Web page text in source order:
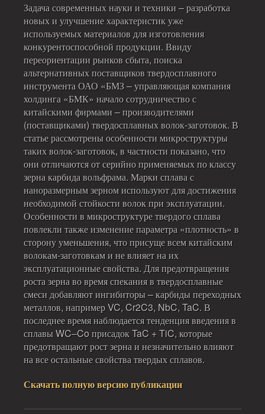
Задача современных науки и техники – разработка
новых и улучшение характеристик уже
используемых материалов для изготовления
конкурентоспособной продукции. Ввиду
переориентации рынков сбыта, поиска
альтернативных поставщиков твердосплавного
инструмента ОАО «БМЗ – управляющая компания
холдинга «БМК» начало сотрудничество с
китайскими фирмами – производителями
(поставщиками) твердосплавных волок‑заготовок. В
статье рассмотрены особенности микроструктуры
таких волок‑заготовок, в частности показано, что
они отличаются от серийно применяемых по классу
зерна карбида вольфрама. Марки сплава с
наноразмерным зерном используют для достижения
необходимой стойкости волок при эксплуатации.
Особенности в микроструктуре твердого сплава
повлекли также изменение параметра «плотность» в
сторону уменьшения, что присуще всем китайским
волокам‑заготовкам и не влияет на их
эксплуатационные свойства. Для предотвращения
роста зерна во время спекания в твердосплавные
смеси добавляют ингибиторы – карбиды переходных
металлов, например VC, Cr2C3, NbC, TaC. В
последнее время наблюдается тенденция введения в
сплавы WC–Co присадок TaC + TiC, которые
предотвращают рост зерна и незначительно влияют
на все остальные свойства твердых сплавов.
Скачать полную версию публикации